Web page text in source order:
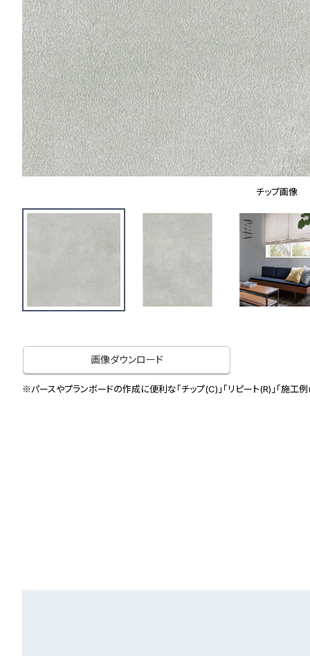
チップ画像
画像ダウンロード
※パースやプランボードの作成に便利な「チップ(C)」「リピート(R)」「施工